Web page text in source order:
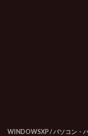
WINDOWSXP/パソコン・